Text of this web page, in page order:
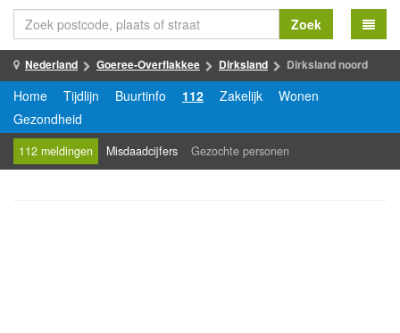
Zoek
Nederland Goeree-Overflakkee Dirksland Dirksland noord
Home Tijdlijn Buurtinfo 112 Zakelijk
Wonen
Gezondheid
112 meldingen Misdaadcijfers Gezochte personen